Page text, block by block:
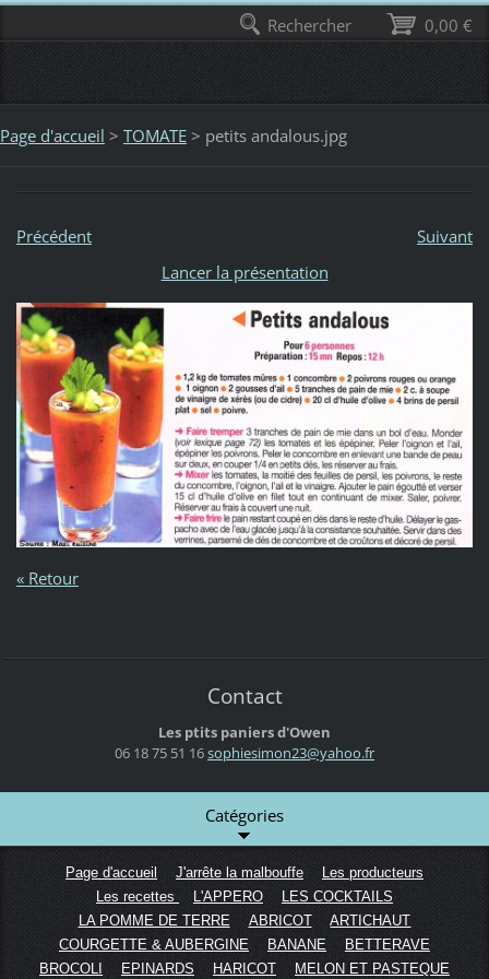
Page d'accueil > TOMATE > petits andalous.jpg
Précédent
Suivant
Lancer la présentation
« Retour
Contact
Les ptits paniers d'Owen
06 18 75 51 16sophiesimon23@yahoo.fr
Catégories
Page d'accueil J'arrête la malbouffe
Les producteurs
Les recettes
L'APPERO
LES COCKTAILS
LA POMME DE TERRE
ABRICOT
ARTICHAUT
COURGETTE & AUBERGINE
BANANE
BETTERAVE
BROCOLI
EPINARDS HARICOT MELON ET PASTEQUE
0,00 €
Rechercher